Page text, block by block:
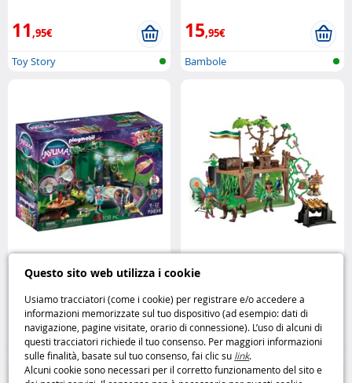
Questo sito web utilizza i cookie
Usiamo tracciatori (come i cookie) per registrare e/o accedere a
informazioni memorizzate sul tuo dispositivo (ad esempio: dati di
navigazione, pagine visitate, orario di connessione). L’uso di alcuni di
questi tracciatori richiede il tuo consenso. Per maggiori informazioni
sulle finalità, basate sul tuo consenso, fai clic su link.
Alcuni cookie sono necessari per il corretto funzionamento del sito e
11,95€
Toy Story
15,95€
Bambole
Playmobil Ayuma Le Fate della
Primavera Playmobil
22,95€
Playmobil
Playmobil Ayuma Campo di
Playmobil
19,95€
Playmobil